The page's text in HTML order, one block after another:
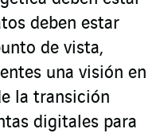
deben estar
de vista,
una visión en
la transición
digitales para